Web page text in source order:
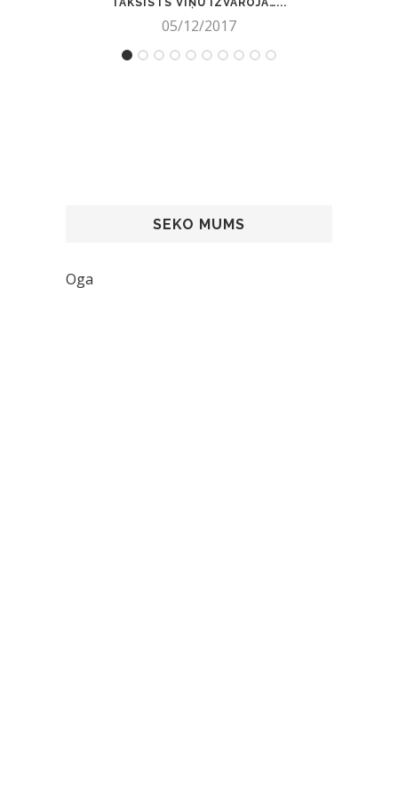
TAKSISTS VIŅU IZVAROJA…...
05/12/2017
SEKO MUMS
Oga